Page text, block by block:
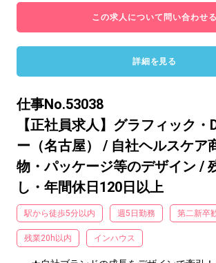
この求人について問い合わせる
詳細を見る
仕事No.53038
【正社員求人】グラフィック・
ー（名古屋） / 自社ヘルスケア
物・パッケージ等のデザイン /
し・年間休日120日以上
駅から徒歩5分以内 週5日勤務 第二新卒
残業20h以内 インハウス